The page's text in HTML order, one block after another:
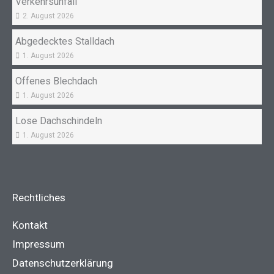
2. August 2026
Abgedecktes Stalldach
1. August 2026
Offenes Blechdach
1. August 2026
Lose Dachschindeln
1. August 2026
Rechtliches
Kontakt
Impressum
Datenschutzerklärung